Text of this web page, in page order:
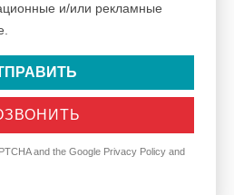
и/или рекламные
and the Google Privacy Policy and